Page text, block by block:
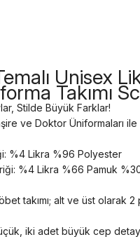
Unisex
Takımı
Stilde Büyük Farklar!
ve Doktor Üniformaları ile
%4 Likra %96 Polyester
%4 Likra %66 Pamuk
takımı; alt ve üst olarak 2
iki adet büyük cep